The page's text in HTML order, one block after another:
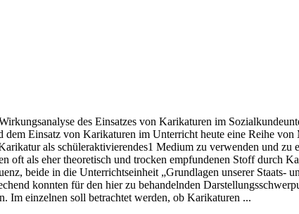
des Einsatzes von Karikaturen im
Einsatz von Karikaturen im Unterricht heute eine Reihe
als schüleraktivierendes1 Medium zu verwenden und
oft als eher theoretisch und trocken empfundenen Stoff durch
beide in die Unterrichtseinheit „Grundlagen unserer Staats-
konnten für den hier zu behandelnden
Im einzelnen soll betrachtet werden, ob Karikaturen ...